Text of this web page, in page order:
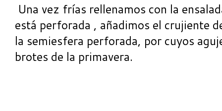
Una vez frías rellenamos con la
está perforada , añadimos el crujiente
la semiesfera perforada, por cuyos
brotes de la primavera.